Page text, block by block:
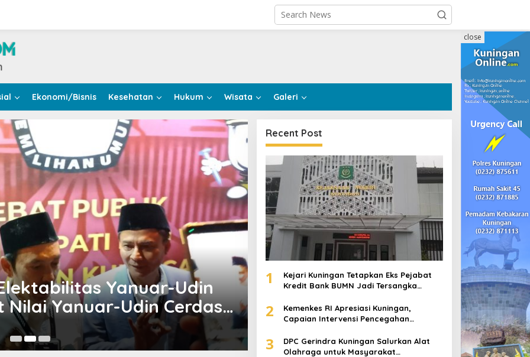
Ekonomi/Bisnis Kesehatan Hukum Wisata Galeri
close
Yanuar-Udin
Yanuar-Udin Cerdas
Politik,Sosial
Debat Calon, Paslon Ridho-
Silaturahmi, dan Kami
Bukanlah Soal Menyakiti
04 November 2024
Recent Post
1
Kejari Kuningan Tetapkan Eks Pejabat
Kredit Bank BUMN Jadi Tersangka
2
Kemenkes RI Apresiasi Kuningan,
Capaian Intervensi Pencegahan
3
DPC Gerindra Kuningan Salurkan Alat
Olahraga untuk Masyarakat